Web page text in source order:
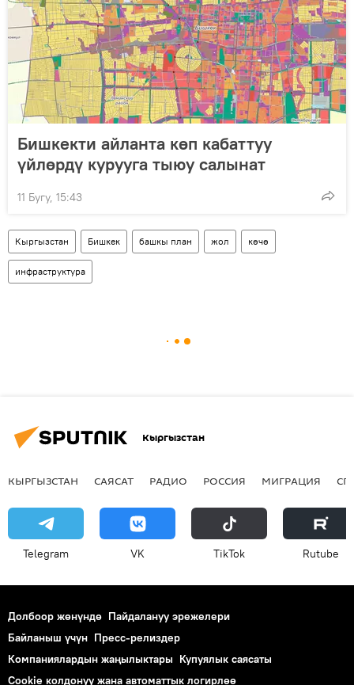
Бишкекти айланта көп кабаттуу
үйлөрдү курууга тыюу салынат
11 Бугу, 15:43
Кыргызстан Бишкек башкы план жол көчө
инфраструктура
Кыргызстан
КЫРГЫЗСТАН САЯСАТ РАДИО РОССИЯ МИГРАЦИЯ
Telegram VK ТikТоk Rutube
Долбоор жөнүндө Пайдалануу эрежелери
Байланыш үчүн Пресс-релиздер
Компаниялардын жаңылыктары Купуялык саясаты
Cookie колдонуу жана автоматтык логирлөө